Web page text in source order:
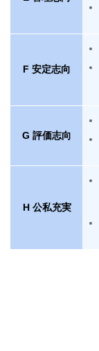
F 安定志向
G 評価志向
H 公私充実